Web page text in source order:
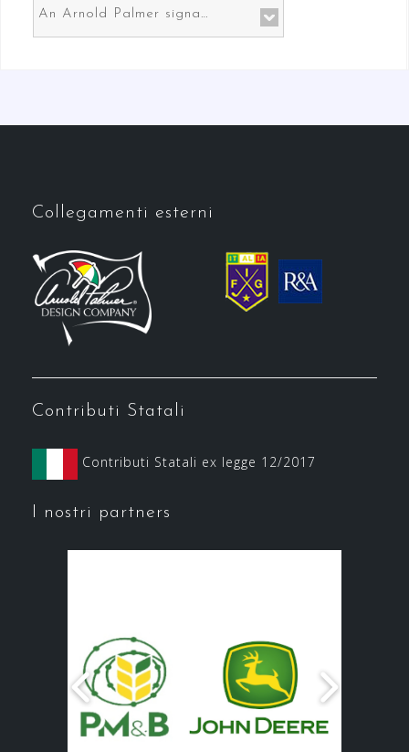
An Arnold Palmer signature course in Prato the gateway to Florence
Collegamenti esterni
Contributi Statali
Contributi Statali ex legge 12/2017
I nostri partners